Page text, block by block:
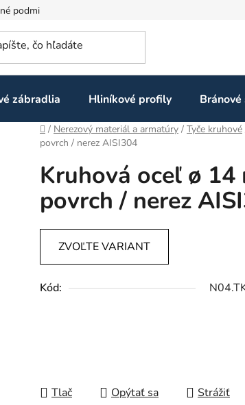
podmienky
zábradlia Hliníkové profily
Domov
/ Nerezový materiál a armatúry / Tyče kruhové
povrch / nerez AISI304
Kruhová oceľ ø
povrch / nerez
ZVOĽTE VARIANT
Kód:
Tlač Opýtať sa Strážiť